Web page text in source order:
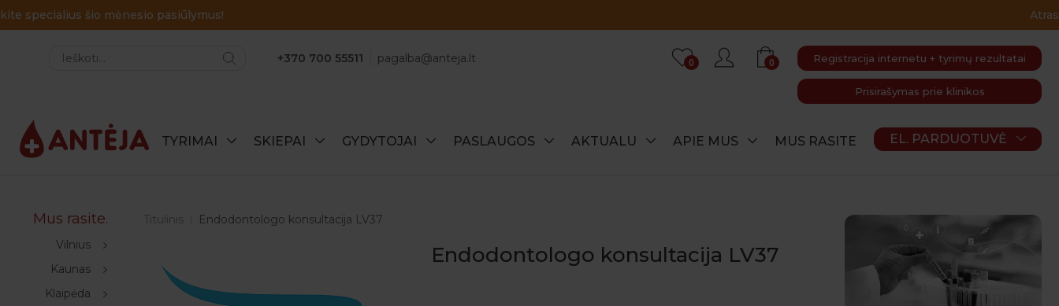
+370 700 55511 pagalba@anteja.lt Registracija internetu + tyrimų rezultatai
Prisirašymas prie klinikos
0 0
TYRIMAI SKIEPAI GYDYTOJAI PASLAUGOS AKTUALU APIE MUS MUS RASITE EL. PARDUOTUVĖ
Mus rasite.
Vilnius
Kaunas
Klaipėda
Titulinis Endodontologo konsultacija LV37
Endodontologo konsultacija LV37